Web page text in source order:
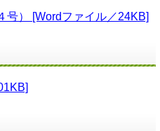
号） [Wordファイル／24KB]